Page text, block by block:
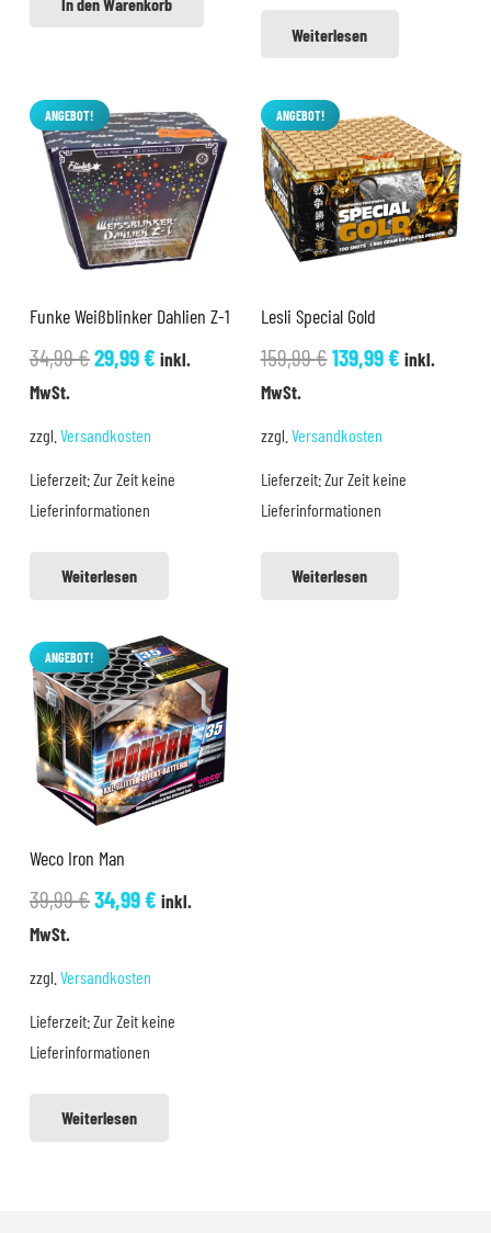
Weiterlesen
ANGEBOT!
Funke Weißblinker Dahlien Z-1
34,99€Ursprünglicher
29,99€Aktueller
inkl.
MwSt.
zzgl. Versandkosten
Lieferzeit:Zur Zeit keine
Lieferinformationen
Weiterlesen
ANGEBOT!
Lesli Special Gold
159,99€Ursprünglicher
139,99€Aktueller
inkl.
MwSt.
zzgl. Versandkosten
Lieferzeit:Zur Zeit keine
Lieferinformationen
Weiterlesen
ANGEBOT!
Weco Iron Man
39,99€Ursprünglicher
34,99€Aktueller
inkl.
MwSt.
zzgl. Versandkosten
Lieferzeit:Zur Zeit keine
Lieferinformationen
Weiterlesen